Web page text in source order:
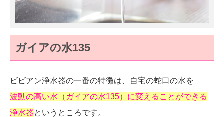
ガイアの水135
ビビアン浄水器の一番の特徴は、自宅の蛇口の水を
波動の高い水（ガイアの水135）に変えることができる
浄水器というところです。